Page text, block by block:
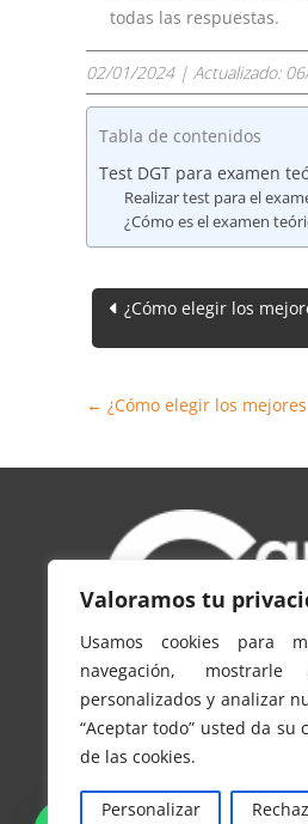
Valoramos tu
Usamos cookies para
navegación,
personalizados y analizar
“Aceptar todo” usted da
de las cookies.
Personalizar
todas las respuestas.
02/01/2024 | Actualizado:
Tabla de contenidos
Test DGT para examen
Realizar test para el
¿Cómo es el examen
Navegación
de
entradas
¿Cómo elegir los
← ¿Cómo elegir los
carnetconducir.info es
Tabmou Smart